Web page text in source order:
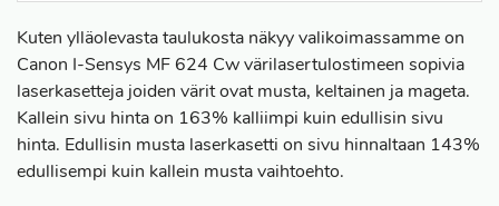
Kuten ylläolevasta taulukosta näkyy valikoimassamme on
Canon I-Sensys MF 624 Cw värilasertulostimeen sopivia
laserkasetteja joiden värit ovat musta, keltainen ja mageta.
Kallein sivu hinta on 163% kalliimpi kuin edullisin sivu
hinta. Edullisin musta laserkasetti on sivu hinnaltaan 143%
edullisempi kuin kallein musta vaihtoehto.